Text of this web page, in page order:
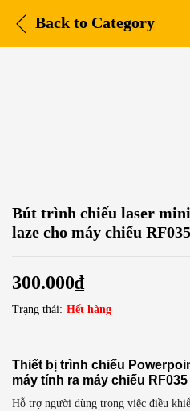
Back to Category
Bút trình chiếu laser
laze cho máy chiếu RF035
300.000₫
Trạng thái: Hết hàng
Thiết bị trình chiếu
máy tính ra máy chiếu RF035
Hỗ trợ người dùng trong việc điều